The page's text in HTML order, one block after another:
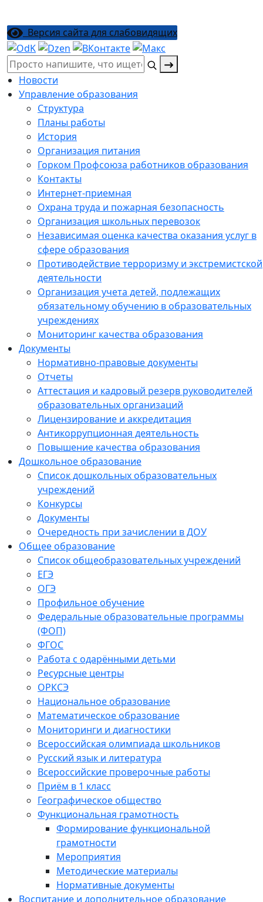
Версия сайта для слабовидящих
Поиск:
Новости
Управление образования
Структура
Планы работы
История
Организация питания
Горком Профсоюза работников образования
Контакты
Интернет-приемная
Охрана труда и пожарная безопасность
Организация школьных перевозок
Независимая оценка качества оказания услуг в
сфере образования
Противодействие терроризму и экстремистской
деятельности
Организация учета детей, подлежащих
обязательному обучению в образовательных
учреждениях
Мониторинг качества образования
Документы
Нормативно-правовые документы
Отчеты
Аттестация и кадровый резерв руководителей
образовательных организаций
Лицензирование и аккредитация
Антикоррупционная деятельность
Повышение качества образования
Дошкольное образование
Список дошкольных образовательных
учреждений
Конкурсы
Документы
Очередность при зачислении в ДОУ
Общее образование
Список общеобразовательных учреждений
ЕГЭ
ОГЭ
Профильное обучение
Федеральные образовательные программы
(ФОП)
ФГОС
Работа с одарёнными детьми
Ресурсные центры
ОРКСЭ
Национальное образование
Математическое образование
Мониторинги и диагностики
Всероссийская олимпиада школьников
Русский язык и литература
Всероссийские проверочные работы
Приём в 1 класс
Географическое общество
Функциональная грамотность
Формирование функциональной
грамотности
Мероприятия
Методические материалы
Нормативные документы
Воспитание и дополнительное образование